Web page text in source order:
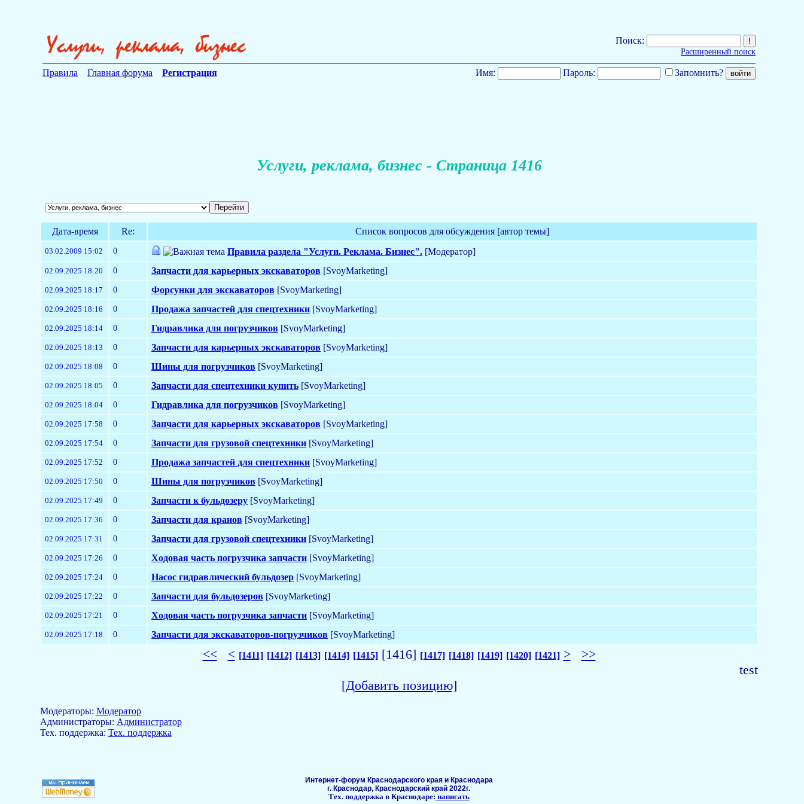
Поиск:
Расширенный поиск
Правила Главная форума Регистрация Имя: Пароль: Запомнить?
Услуги, реклама, бизнес - Страница 1416
Дата-время Re: Список вопросов для обсуждения [автор темы]
03.02.2009 15:02 0 Правила раздела "Услуги. Реклама. Бизнес". [Модератор]
02.09.2025 18:20 0 Запчасти для карьерных экскаваторов [SvoyMarketing]
02.09.2025 18:17 0 Форсунки для экскаваторов [SvoyMarketing]
02.09.2025 18:16 0 Продажа запчастей для спецтехники [SvoyMarketing]
02.09.2025 18:14 0 Гидравлика для погрузчиков [SvoyMarketing]
02.09.2025 18:13 0 Запчасти для карьерных экскаваторов [SvoyMarketing]
02.09.2025 18:08 0 Шины для погрузчиков [SvoyMarketing]
02.09.2025 18:05 0 Запчасти для спецтехники купить [SvoyMarketing]
02.09.2025 18:04 0 Гидравлика для погрузчиков [SvoyMarketing]
02.09.2025 17:58 0 Запчасти для карьерных экскаваторов [SvoyMarketing]
02.09.2025 17:54 0 Запчасти для грузовой спецтехники [SvoyMarketing]
02.09.2025 17:52 0 Продажа запчастей для спецтехники [SvoyMarketing]
02.09.2025 17:50 0 Шины для погрузчиков [SvoyMarketing]
02.09.2025 17:49 0 Запчасти к бульдозеру [SvoyMarketing]
02.09.2025 17:36 0 Запчасти для кранов [SvoyMarketing]
02.09.2025 17:31 0 Запчасти для грузовой спецтехники [SvoyMarketing]
02.09.2025 17:26 0 Ходовая часть погрузчика запчасти [SvoyMarketing]
02.09.2025 17:24 0 Насос гидравлический бульдозер [SvoyMarketing]
02.09.2025 17:22 0 Запчасти для бульдозеров [SvoyMarketing]
02.09.2025 17:21 0 Ходовая часть погрузчика запчасти [SvoyMarketing]
02.09.2025 17:18 0 Запчасти для экскаваторов-погрузчиков [SvoyMarketing]
<< < [1411] [1412] [1413] [1414] [1415][1416] [1417] [1418] [1419] [1420] [1421] >
>>
test
[Добавить позицию]
Модераторы: Модератор
Aдминистраторы: Администратор
Тех. поддержка: Тех. поддержка
Интернет-форум Краснодарского края и Краснодара
г. Краснодар, Краснодарский край 2022г.
Тех. поддержка в Краснодаре: написать